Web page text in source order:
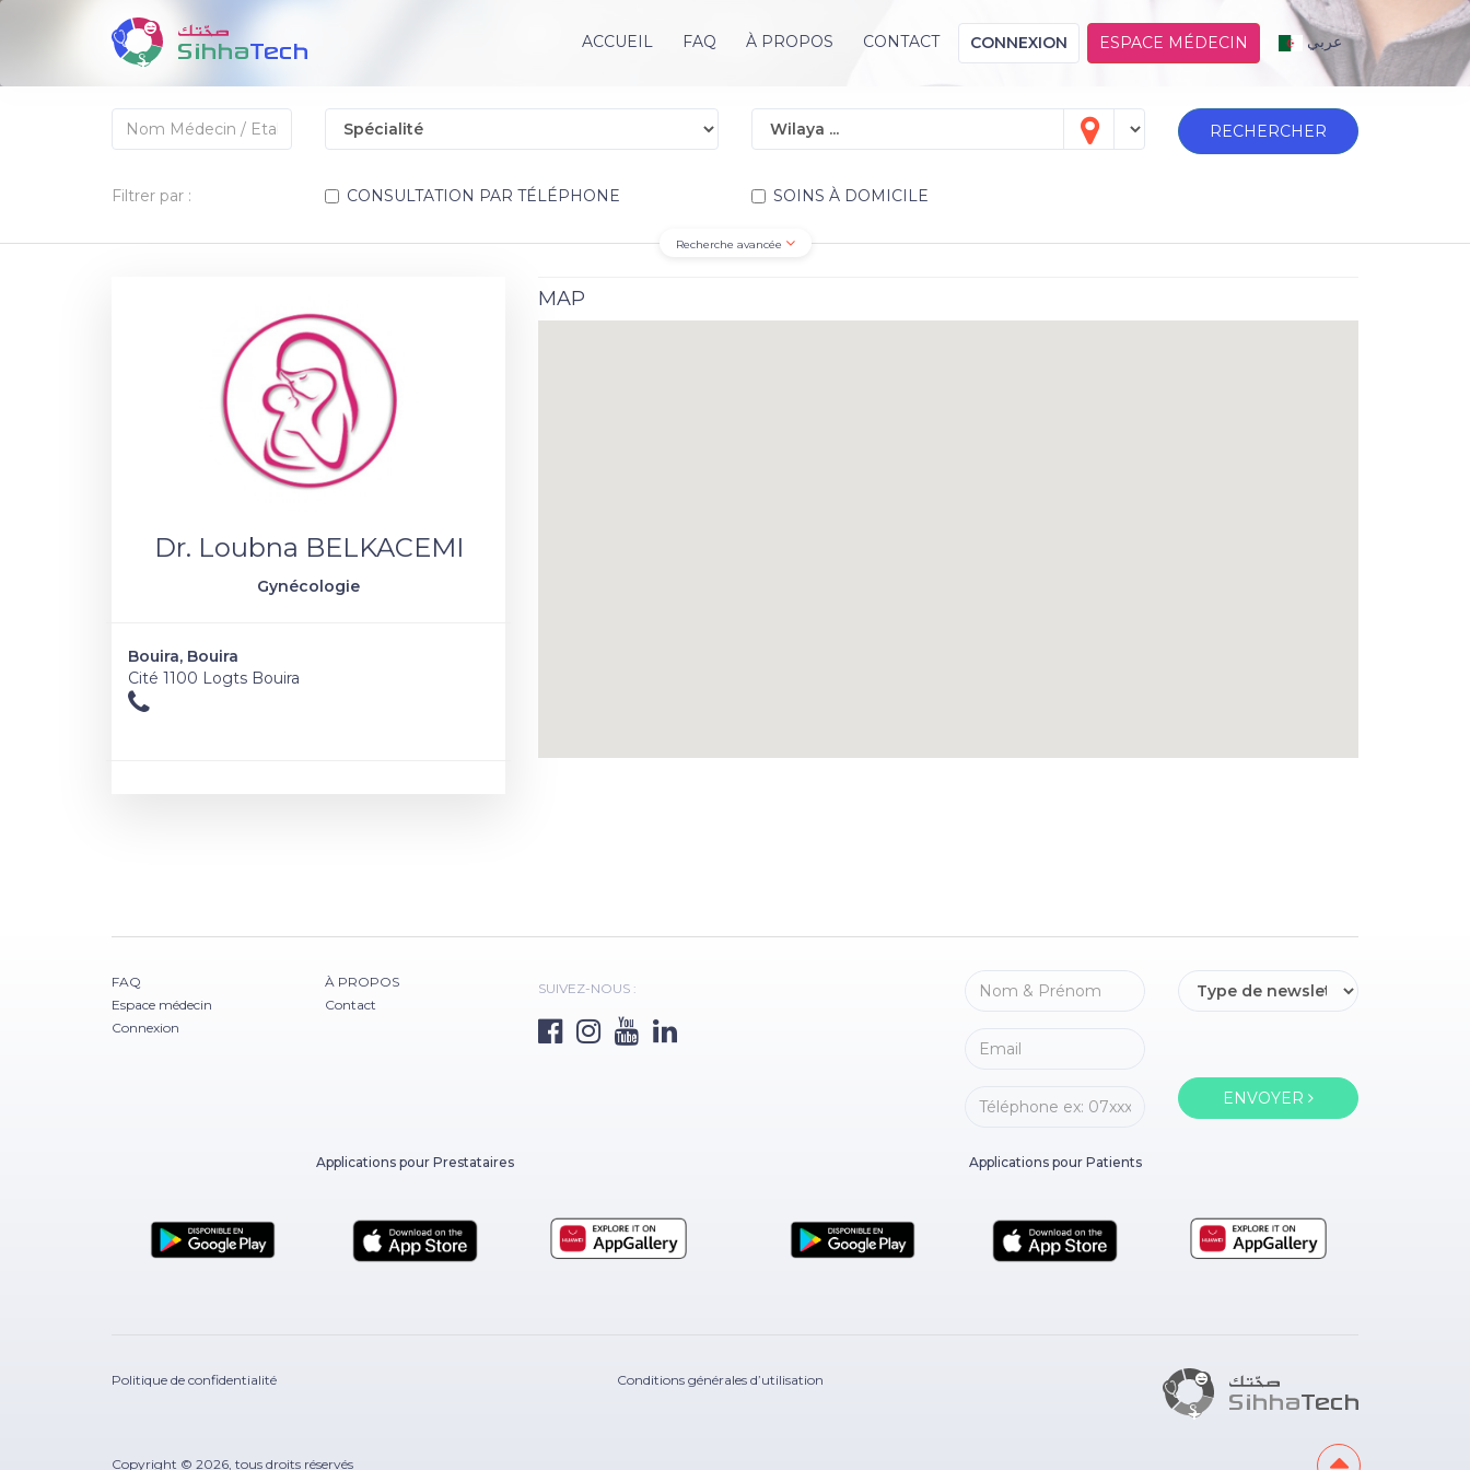
ACCUEIL FAQ À PROPOS CONTACT CONNEXION ESPACE MÉDECIN عربي
RECHERCHER
Filtrer par : CONSULTATION PAR TÉLÉPHONE SOINS À DOMICILE
Recherche avancée
Dr. Loubna BELKACEMI
Gynécologie
Bouira, Bouira
Cité 1100 Logts Bouira
MAP
FAQ
Espace médecin
Connexion
À PROPOS
Contact
SUIVEZ-NOUS :
ENVOYER
Applications pour Prestataires Applications pour Patients
Politique de confidentialité Conditions générales d’utilisation
Copyright © 2026, tous droits réservés